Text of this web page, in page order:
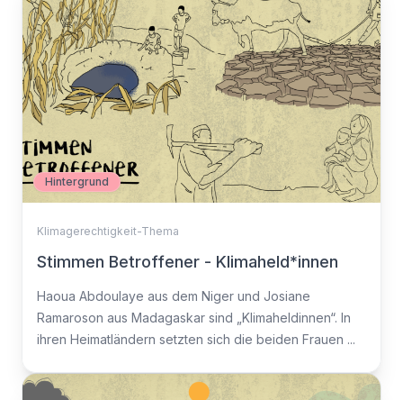
Hintergrund
Klimagerechtigkeit-Thema
Stimmen Betroffener - Klimaheld*innen
Haoua Abdoulaye aus dem Niger und Josiane
Ramaroson aus Madagaskar sind „Klimaheldinnen“. In
ihren Heimatländern setzten sich die beiden Frauen ...